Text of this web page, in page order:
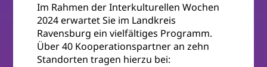
Im Rahmen der Interkulturellen Wochen
2024 erwartet Sie im Landkreis
Ravensburg ein vielfältiges Programm.
Über 40 Kooperationspartner an zehn
Standorten tragen hierzu bei: